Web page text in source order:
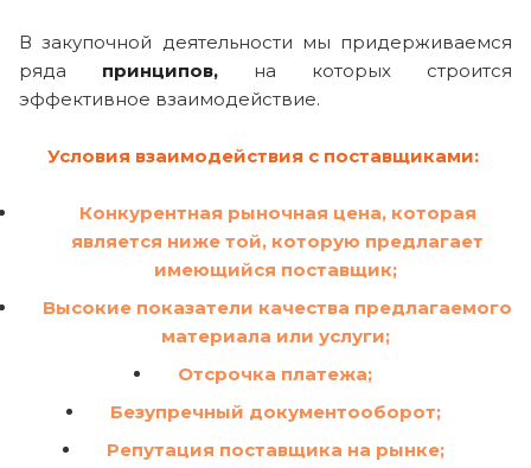
В закупочной деятельности мы придерживаемся
ряда принципов, на которых строится
эффективное взаимодействие.
Условия взаимодействия с поставщиками:
Конкурентная рыночная цена, которая
является ниже той, которую предлагает
имеющийся поставщик;
Высокие показатели качества предлагаемого
материала или услуги;
Отсрочка платежа;
Безупречный документооборот;
Репутация поставщика на рынке;